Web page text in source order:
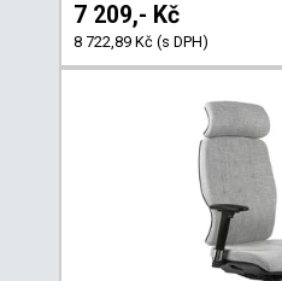
7 209,- Kč
8 722,89 Kč (s DPH)